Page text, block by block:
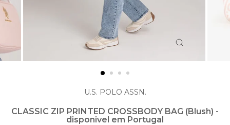
U.S. POLO ASSN.
CLASSIC ZIP PRINTED CROSSBODY BAG (Blush) -
disponivel em Portugal